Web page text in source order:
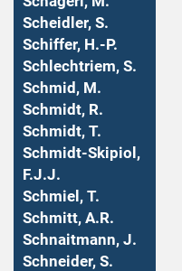
Scheidler, S.
Schiffer, H.-P.
Schlechtriem, S.
Schmid, M.
Schmidt, R.
Schmidt, T.
Schmidt-Skipiol,
F.J.J.
Schmiel, T.
Schmitt, A.R.
Schnaitmann, J.
Schneider, S.